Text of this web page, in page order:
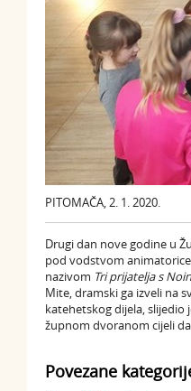
PITOMAČA, 2. 1. 2020.
Drugi dan nove godine u
pod vodstvom
nazivom Tri prijatelja s
Mite, dramski ga izveli na
katehetskog dijela, slijedio
župnom dvoranom cijeli
Povezane